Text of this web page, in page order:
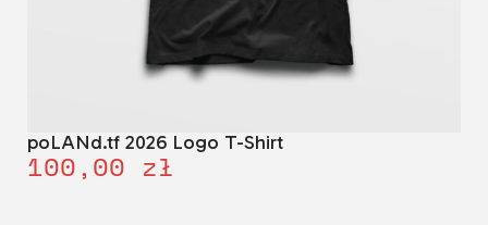
poLANd.tf 2026 Logo T-Shirt
100,00 zł